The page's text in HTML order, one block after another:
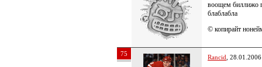
воощем биллижо
блаблабла
© копирайт
75 Rancid ,